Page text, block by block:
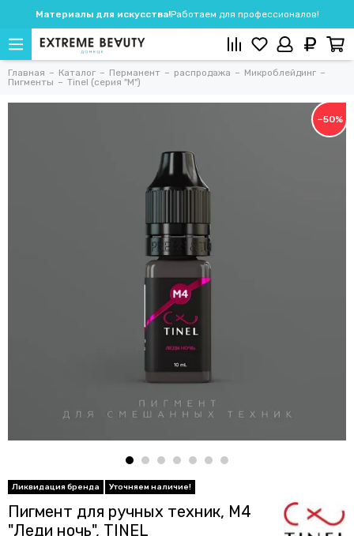
Материалы для искусства!Работаем для профессионалов!
Главная Каталог Перманент распродажа
Микроблейдинг
Пигменты
Tinel (серия "M")
−50%
Пигмент для ручных техник, M4
"Леди ночь", TINEL